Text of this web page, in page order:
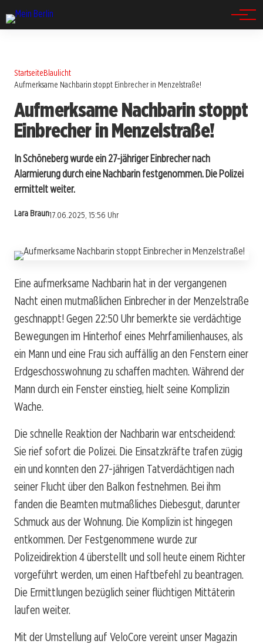
StartseiteBlaulicht
Aufmerksame Nachbarin stoppt Einbrecher in Menzelstraße!
Aufmerksame Nachbarin stoppt
Einbrecher in Menzelstraße!
In Schöneberg wurde ein 27-jähriger Einbrecher nach
Alarmierung durch eine Nachbarin festgenommen. Die Polizei
ermittelt weiter.
Lara Braun17.06.2025, 15:56 Uhr
Eine aufmerksame Nachbarin hat in der vergangenen
Nacht einen mutmaßlichen Einbrecher in der Menzelstraße
geschnappt! Gegen 22:50 Uhr bemerkte sie verdächtige
Bewegungen im Hinterhof eines Mehrfamilienhauses, als
ein Mann und eine Frau sich auffällig an den Fenstern einer
Erdgeschosswohnung zu schaffen machten. Während der
Mann durch ein Fenster einstieg, hielt seine Komplizin
Wache.
Die schnelle Reaktion der Nachbarin war entscheidend:
Sie rief sofort die Polizei. Die Einsatzkräfte trafen zügig
ein und konnten den 27-jährigen Tatverdächtigen nach
seiner Flucht über den Balkon festnehmen. Bei ihm
fanden die Beamten mutmaßliches Diebesgut, darunter
Schmuck aus der Wohnung. Die Komplizin ist hingegen
entkommen. Der Festgenommene wurde zur
Polizeidirektion 4 überstellt und soll heute einem Richter
vorgeführt werden, um einen Haftbefehl zu beantragen.
Die Ermittlungen bezüglich seiner flüchtigen Mittäterin
laufen weiter.
Mit der Umstellung auf VeloCore vereint unser Magazin